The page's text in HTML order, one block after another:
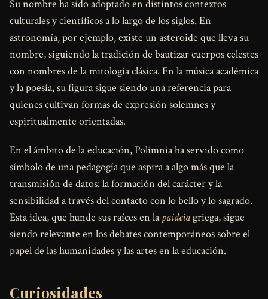
Su nombre ha sido adoptado en distintos contextos
culturales y científicos a lo largo de los siglos. En
astronomía, por ejemplo, existe un asteroide que lleva su
nombre, siguiendo la tradición de bautizar cuerpos celestes
con nombres de la mitología clásica. En la música académica
y la poesía, su figura sigue siendo una referencia para
quienes cultivan formas de expresión solemnes y
espiritualmente orientadas.
En el ámbito de la educación, Polimnia ha servido como
símbolo de una pedagogía que aspira a algo más que la
transmisión de datos: la formación del carácter y la
sensibilidad a través del contacto con lo bello y lo sagrado.
Esta idea, que hunde sus raíces en lapaideiagriega, sigue
siendo relevante en los debates contemporáneos sobre el
papel de las humanidades y las artes en la educación.
Curiosidades